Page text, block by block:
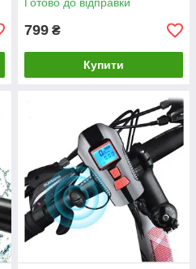
799 ₴
Купити